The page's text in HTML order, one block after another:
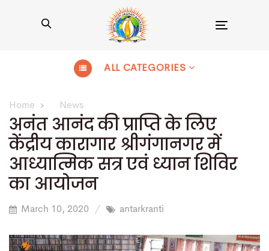
ALL CATEGORIES
Home News
अनंत आनंद की प्राप्ति के लिए
केंद्रीय कारागार श्रीगंगानगर में
आध्यात्मिक सत्र एवं ध्यान शिविर
का आयोजन
March 10, 2020 antarkranti